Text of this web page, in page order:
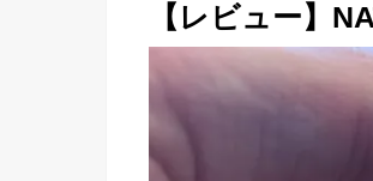
【レビュー】